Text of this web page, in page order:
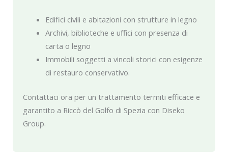
Edifici civili e abitazioni con strutture in legno
Archivi, biblioteche e uffici con presenza di
carta o legno
Immobili soggetti a vincoli storici con esigenze
di restauro conservativo.
Contattaci ora per un trattamento termiti efficace e
garantito a Riccò del Golfo di Spezia con Diseko
Group.